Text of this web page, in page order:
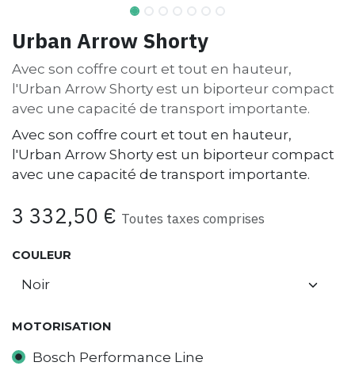
Urban Arrow Shorty
Avec son coffre court et tout en hauteur,
l'Urban Arrow Shorty est un biporteur compact
avec une capacité de transport importante.
Avec son coffre court et tout en hauteur,
l'Urban Arrow Shorty est un biporteur compact
avec une capacité de transport importante.
3 332,50 € Toutes taxes comprises
COULEUR
MOTORISATION
Bosch Performance Line